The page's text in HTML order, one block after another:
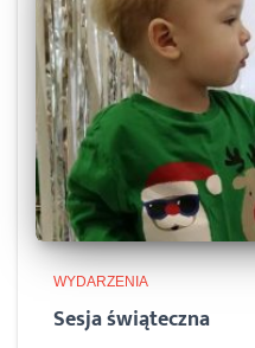
WYDARZENIA
Sesja świąteczna